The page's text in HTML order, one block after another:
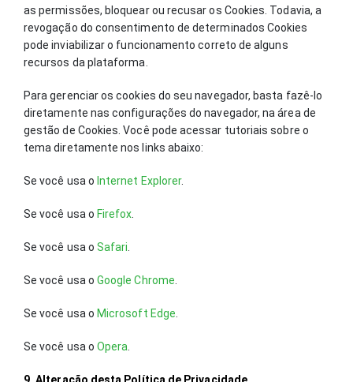
as permissões, bloquear ou recusar os Cookies. Todavia, a
revogação do consentimento de determinados Cookies
pode inviabilizar o funcionamento correto de alguns
recursos da plataforma.
Para gerenciar os cookies do seu navegador, basta fazê-lo
diretamente nas configurações do navegador, na área de
gestão de Cookies. Você pode acessar tutoriais sobre o
tema diretamente nos links abaixo:
Se você usa o Internet Explorer.
Se você usa o Firefox
Se você usa o Safari
Se você usa o Google Chrome
Se você usa o Microsoft Edge
Se você usa o Opera